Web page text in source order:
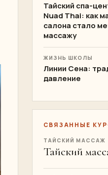
Тайский спа-
Nuad Thai: как
салона стало
массажу
ЖИЗНЬ ШКОЛЫ
Линии Сена:
давление
СВЯЗАННЫЕ
ТАЙСКИЙ МАССАЖ
Тайский